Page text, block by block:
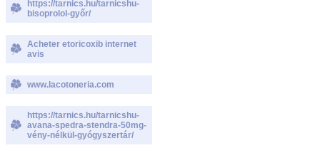
https://tarnics.hu/tarnicshu-
bisoprolol-győr/
Acheter etoricoxib internet
avis
www.lacotoneria.com
https://tarnics.hu/tarnicshu-
avana-spedra-stendra-50mg-
vény-nélkül-gyógyszertár/